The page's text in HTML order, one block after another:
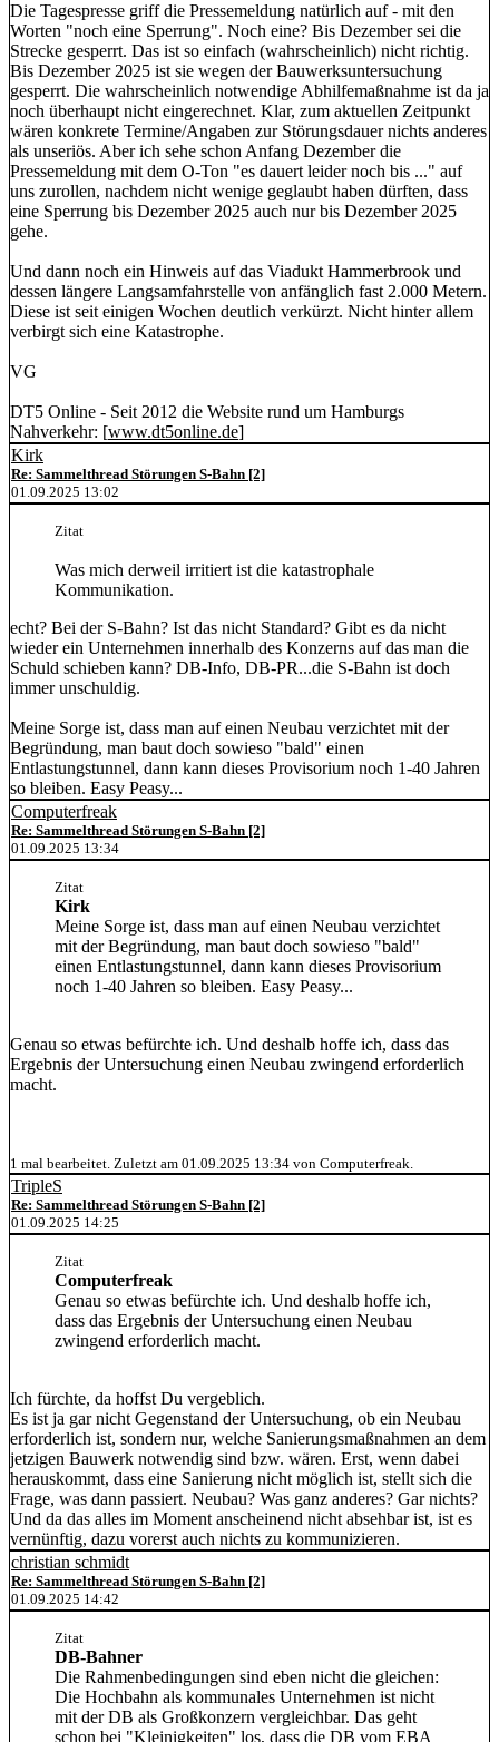
Die Tagespresse griff die Pressemeldung natürlich auf - mit den
Worten "noch eine Sperrung". Noch eine? Bis Dezember sei die
Strecke gesperrt. Das ist so einfach (wahrscheinlich) nicht richtig.
Bis Dezember 2025 ist sie wegen der Bauwerksuntersuchung
gesperrt. Die wahrscheinlich notwendige Abhilfemaßnahme ist da ja
noch überhaupt nicht eingerechnet. Klar, zum aktuellen Zeitpunkt
wären konkrete Termine/Angaben zur Störungsdauer nichts anderes
als unseriös. Aber ich sehe schon Anfang Dezember die
Pressemeldung mit dem O-Ton "es dauert leider noch bis ..." auf
uns zurollen, nachdem nicht wenige geglaubt haben dürften, dass
eine Sperrung bis Dezember 2025 auch nur bis Dezember 2025
gehe.
Und dann noch ein Hinweis auf das Viadukt Hammerbrook und
dessen längere Langsamfahrstelle von anfänglich fast 2.000 Metern.
Diese ist seit einigen Wochen deutlich verkürzt. Nicht hinter allem
verbirgt sich eine Katastrophe.
VG
DT5 Online - Seit 2012 die Website rund um Hamburgs
Nahverkehr: [www.dt5online.de]
Kirk
Re: Sammelthread Störungen S-Bahn [2]
01.09.2025 13:02
Zitat
Was mich derweil irritiert ist die katastrophale
Kommunikation.
echt? Bei der S-Bahn? Ist das nicht Standard? Gibt es da nicht
wieder ein Unternehmen innerhalb des Konzerns auf das man die
Schuld schieben kann? DB-Info, DB-PR...die S-Bahn ist doch
immer unschuldig.
Meine Sorge ist, dass man auf einen Neubau verzichtet mit der
Begründung, man baut doch sowieso "bald" einen
Entlastungstunnel, dann kann dieses Provisorium noch 1-40 Jahren
so bleiben. Easy Peasy...
Computerfreak
Re: Sammelthread Störungen S-Bahn [2]
01.09.2025 13:34
Zitat
Kirk
Meine Sorge ist, dass man auf einen Neubau verzichtet
mit der Begründung, man baut doch sowieso "bald"
einen Entlastungstunnel, dann kann dieses Provisorium
noch 1-40 Jahren so bleiben. Easy Peasy...
Genau so etwas befürchte ich. Und deshalb hoffe ich, dass das
Ergebnis der Untersuchung einen Neubau zwingend erforderlich
macht.
1 mal bearbeitet. Zuletzt am 01.09.2025 13:34 von Computerfreak.
TripleS
Re: Sammelthread Störungen S-Bahn [2]
01.09.2025 14:25
Zitat
Computerfreak
Genau so etwas befürchte ich. Und deshalb hoffe ich,
dass das Ergebnis der Untersuchung einen Neubau
zwingend erforderlich macht.
Ich fürchte, da hoffst Du vergeblich.
Es ist ja gar nicht Gegenstand der Untersuchung, ob ein Neubau
erforderlich ist, sondern nur, welche Sanierungsmaßnahmen an dem
jetzigen Bauwerk notwendig sind bzw. wären. Erst, wenn dabei
herauskommt, dass eine Sanierung nicht möglich ist, stellt sich die
Frage, was dann passiert. Neubau? Was ganz anderes? Gar nichts?
Und da das alles im Moment anscheinend nicht absehbar ist, ist es
vernünftig, dazu vorerst auch nichts zu kommunizieren.
christian schmidt
Re: Sammelthread Störungen S-Bahn [2]
01.09.2025 14:42
Zitat
DB-Bahner
Die Rahmenbedingungen sind eben nicht die gleichen:
Die Hochbahn als kommunales Unternehmen ist nicht
mit der DB als Großkonzern vergleichbar. Das geht
schon bei "Kleinigkeiten" los, dass die DB vom EBA